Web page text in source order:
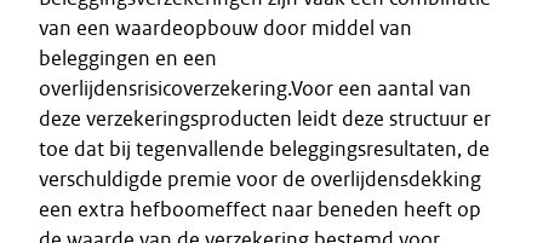
van een waardeopbouw door middel van
beleggingen en een
overlijdensrisicoverzekering.Voor een aantal van
deze verzekeringsproducten leidt deze structuur er
toe dat bij tegenvallende beleggingsresultaten, de
verschuldigde premie voor de overlijdensdekking
een extra hefboomeffect naar beneden heeft op